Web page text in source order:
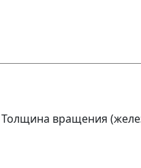
Толщина вращения